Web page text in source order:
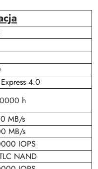
4.0
h
MB/s
MB/s
IOPS
NAND